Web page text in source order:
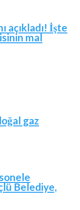
açıkladı! İşte
mal
gaz
Belediye,